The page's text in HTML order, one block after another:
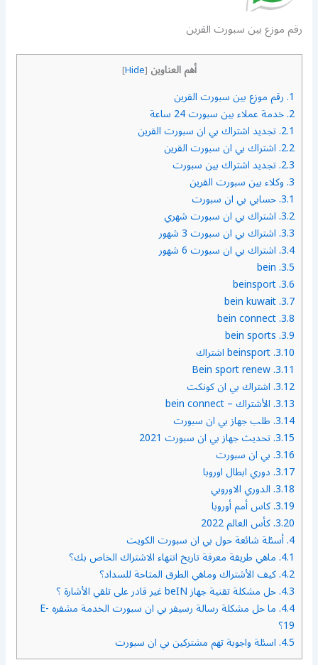
رقم موزع بين سبورت القرين
أهم العناوين [
Hide
]
1. رقم موزع بين سبورت القرين
2. خدمة عملاء بين سبورت 24 ساعة
2.1. تجديد اشتراك بي ان سبورت القرين
2.2. اشتراك بي ان سبورت القرين
2.3. تجديد اشتراك بين سبورت
3. وكلاء بين سبورت القرين
3.1. حسابي بي ان سبورت
3.2. اشتراك بي ان سبورت شهري
3.3. اشتراك بي ان سبورت 3 شهور
3.4. اشتراك بي ان سبورت 6 شهور
3.5.
3.6.
beinsport
3.7.
bein kuwait
3.8.
bein connect
3.9.
3.10. beinsport اشتراك
3.11.
Bein sport renew
3.12. اشتراك بي ان كونكت
3.13. الأشتراك – bein connect
3.14. طلب جهاز بي ان سبورت
3.15. تحديث جهاز بي ان سبورت 2021
3.16. بي ان سبورت
3.17. دوري ابطال اوروبا
3.18. الدوري الاوروبي
3.19. كاس أمم أوروبا
3.20. كأس العالم 2022
4. أسئلة شائعة حول بي ان سبورت الكويت
4.1. ماهي طريقة معرفة تاريخ انتهاء الاشتراك الخاص بك؟
4.2. كيف الأشتراك وماهي الطرق المتاحة للسداد؟
4.3. حل مشكلة تقنية جهاز beIN غير قادر على تلقي الأشارة ؟
4.4.
ما حل مشكلة رسالة رسيفر بي ان سبورت الخدمة مشفره E-
19؟
4.5. اسئلة واجوبة تهم مشتركين بي ان سبورت